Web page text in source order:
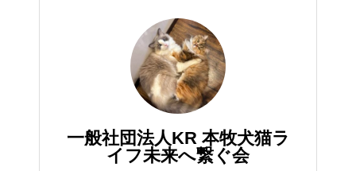
一般社団法人KR 本牧犬猫ラ
イフ未来へ繋ぐ会